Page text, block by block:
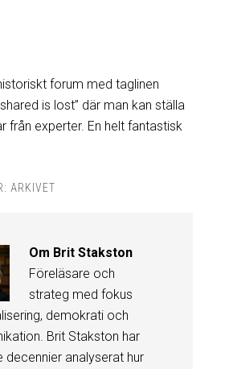
forum med taglinen
is lost” där man kan ställa
från experter. En helt fantastisk
ARKIVET
Om Brit Stakston
Föreläsare och
strateg med fokus
demokrati och
Brit Stakston har
decennier analyserat hur